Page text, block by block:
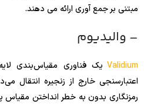
مبتنی بر جمع آوری ارائه می دهند.
– والیدیوم
Validium
اعتبارسنجی خارج از زنجیره انتقال
رمزنگاری بدون به خطر انداختن مقیاس